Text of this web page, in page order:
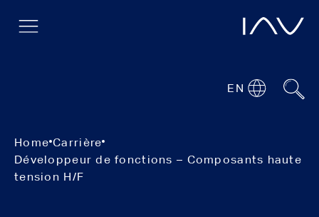
EN
Home Carrière
Développeur de fonctions – Composants haute
tension H/F